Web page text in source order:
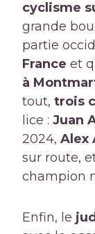
cyclisme
grande
partie
France et
à
tout, trois
lice : Juan
2024, Alex
sur route,
champion
Enfin, le